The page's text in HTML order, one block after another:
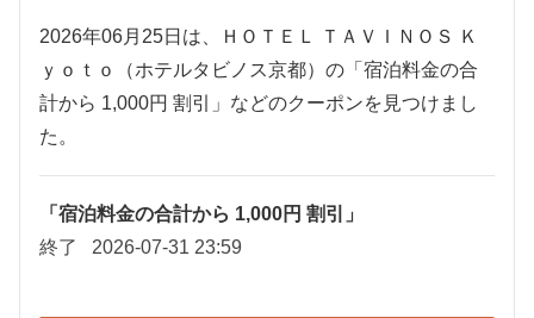
2026年06月25日は、ＨＯＴＥＬ ＴＡＶＩＮＯＳ Ｋ
ｙｏｔｏ（ホテルタビノス京都）の「宿泊料金の合
計から 1,000円 割引」などのクーポンを見つけまし
た。
「宿泊料金の合計から 1,000円 割引」
終了
2026-07-31 23:59